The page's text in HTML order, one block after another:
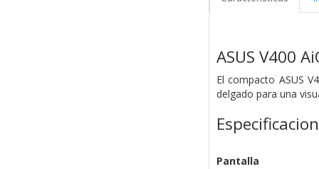
ASUS V400
El compacto ASUS
delgado para una
Pantalla